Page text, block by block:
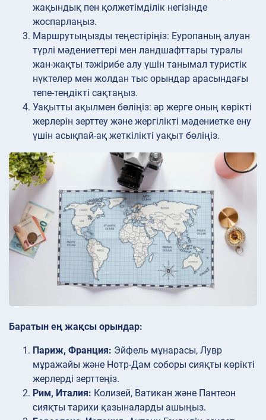
жақындық пен қолжетімділік негізінде
жоспарлаңыз.
Маршрутыңызды теңестіріңіз: Еуропаның алуан
түрлі мәдениеттері мен ландшафттары туралы
жан-жақты тәжірибе алу үшін танымал туристік
нүктелер мен жолдан тыс орындар арасындағы
тепе-теңдікті сақтаңыз.
Уақытты ақылмен бөліңіз: әр жерге оның көрікті
жерлерін зерттеу және жергілікті мәдениетке ену
үшін асықпай-ақ жеткілікті уақыт бөліңіз.
Баратын ең жақсы орындар:
Париж, Франция: Эйфель мұнарасы, Лувр
мұражайы және Нотр-Дам соборы сияқты көрікті
жерлерді зерттеңіз.
Рим, Италия: Колизей, Ватикан және Пантеон
сияқты тарихи қазыналарды ашыңыз.